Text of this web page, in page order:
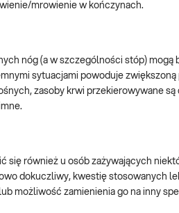
mrowienie w kończynach.
nóg (a w szczególności stóp)
sytuacjami powoduje
zasoby krwi przekierowywane
się również u osób zażywających
dokuczliwy, kwestię stosowanych
możliwość zamienienia go na inny